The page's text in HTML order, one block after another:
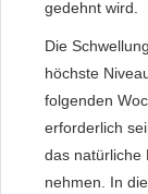
gedehnt wird.
Die
höchste
folgenden
erforderlich
das natürliche
nehmen. In